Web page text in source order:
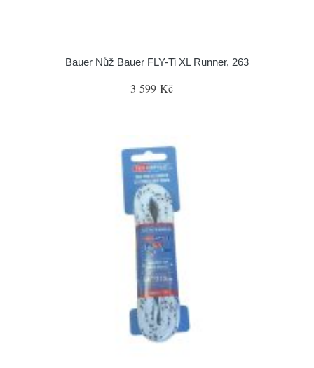
Bauer Nůž Bauer FLY-Ti XL Runner, 263
3 599 Kč